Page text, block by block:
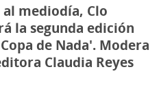
al mediodía, Clo
la segunda edición
de Nada'. Modera
Claudia Reyes